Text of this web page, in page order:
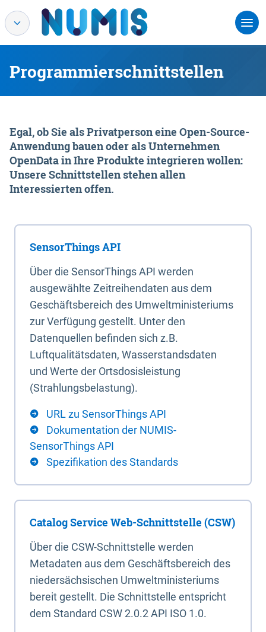
Programmierschnittstellen
Egal, ob Sie als Privatperson eine Open-Source-
Anwendung bauen oder als Unternehmen
OpenData in Ihre Produkte integrieren wollen:
Unsere Schnittstellen stehen allen
Interessierten offen.
SensorThings API
Über die SensorThings API werden
ausgewählte Zeitreihendaten aus dem
Geschäftsbereich des Umweltministeriums
zur Verfügung gestellt. Unter den
Datenquellen befinden sich z.B.
Luftqualitätsdaten, Wasserstandsdaten
und Werte der Ortsdosisleistung
(Strahlungsbelastung).
URL zu SensorThings API
Dokumentation der NUMIS-
SensorThings API
Spezifikation des Standards
Catalog Service Web-Schnittstelle (CSW)
Über die CSW-Schnittstelle werden
Metadaten aus dem Geschäftsbereich des
niedersächsischen Umweltministeriums
bereit gestellt. Die Schnittstelle entspricht
dem Standard CSW 2.0.2 API ISO 1.0.